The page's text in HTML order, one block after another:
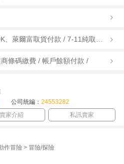
條碼繳費 / 帳戶餘額付款 /
公司統編： 24553282
賣家介紹 私訊賣家
作冒險 > 冒險/探險